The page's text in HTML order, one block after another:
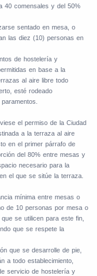
40 comensales y del 50%
sentado en mesa, o
las diez (10) personas en
de hostelería y
en base a la
al aire libre todo
esté rodeado
el permiso de la Ciudad
a la terraza al aire
en el primer párrafo de
del 80% entre mesas y
necesario para la
el que se sitúe la terraza.
mínima entre mesas o
de 10 personas por mesa o
se utilicen para este fin,
que se respete la
que se desarrolle de pie,
a todo establecimiento,
servicio de hostelería y